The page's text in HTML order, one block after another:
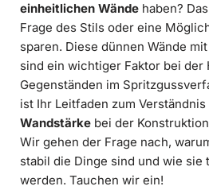
einheitlichen Wände haben?
Frage des Stils oder eine
sparen. Diese dünnen Wände
sind ein wichtiger Faktor bei der
Gegenständen im
ist Ihr Leitfaden zum Verständnis
Wandstärke bei der
Wir gehen der Frage nach,
stabil die Dinge sind und wie
werden. Tauchen wir ein!